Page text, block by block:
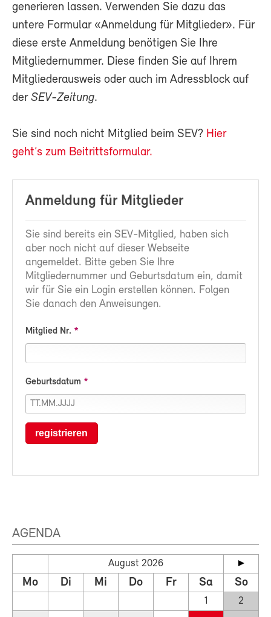
generieren lassen. Verwenden Sie dazu das
untere Formular «Anmeldung für Mitglieder». Für
diese erste Anmeldung benötigen Sie Ihre
Mitgliedernummer. Diese finden Sie auf Ihrem
Mitgliederausweis oder auch im Adressblock auf
der SEV-Zeitung.
Sie sind noch nicht Mitglied beim SEV? Hier
geht’s zum Beitrittsformular.
Anmeldung für Mitglieder
Sie sind bereits ein SEV-Mitglied, haben sich
aber noch nicht auf dieser Webseite
angemeldet. Bitte geben Sie Ihre
Mitgliedernummer und Geburtsdatum ein, damit
wir für Sie ein Login erstellen können. Folgen
Sie danach den Anweisungen.
Mitglied Nr.
Geburtsdatum
registrieren
AGENDA
August 2026
Mo Di Mi Do Fr Sa So
1
2